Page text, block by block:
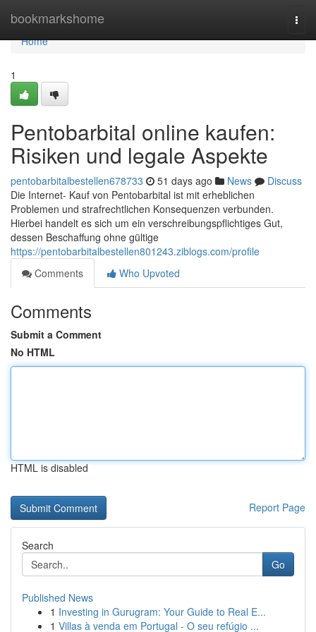
bookmarkshome
Home
Home
1
Pentobarbital online kaufen:
Risiken und legale Aspekte
pentobarbitalbestellen678733 51 days ago News
Discuss
Die Internet- Kauf von Pentobarbital ist mit erheblichen
Problemen und strafrechtlichen Konsequenzen verbunden.
Hierbei handelt es sich um ein verschreibungspflichtiges Gut,
dessen Beschaffung ohne gültige
https://pentobarbitalbestellen801243.ziblogs.com/profile
Comments
Who Upvoted
Comments
Submit a Comment
No HTML
HTML is disabled
Report Page
Search
Go
Published News
1 Investing in Gurugram: Your Guide to Real E...
1 Villas à venda em Portugal - O seu refúgio ...